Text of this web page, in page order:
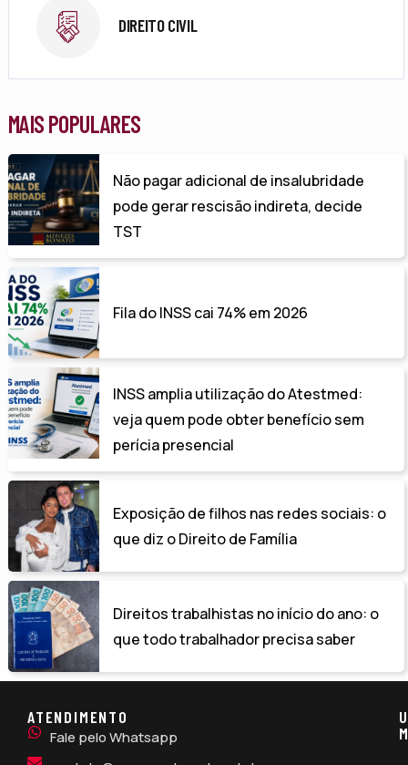
DIREITO CIVIL
MAIS POPULARES
Não pagar adicional de insalubridade
pode gerar rescisão indireta, decide
TST
Fila do INSS cai 74% em 2026
INSS amplia utilização do Atestmed:
veja quem pode obter benefício sem
perícia presencial
Exposição de filhos nas redes sociais: o
que diz o Direito de Família
Direitos trabalhistas no início do ano: o
que todo trabalhador precisa saber
ATENDIMENTO
Fale pelo Whatsapp